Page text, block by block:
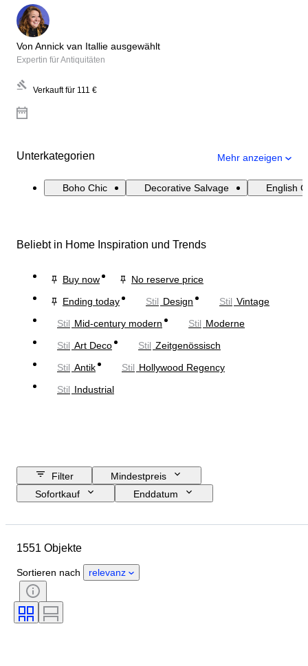
Von Annick van Itallie ausgewählt
Expertin für Antiquitäten
Verkauft für 111 €
Unterkategorien Mehr anzeigen
Boho Chic Decorative Salvage English
Beliebt in Home Inspiration und Trends
Buy now
No reserve price
Ending today
Stil Design Stil Vintage
Stil Mid-century modern Stil Moderne
Stil Art Deco Stil Zeitgenössisch
Stil Antik Stil Hollywood Regency
Stil Industrial
Filter
Mindestpreis
Sofortkauf
Enddatum
Objekt
Geschlecht
Zustand
Periode
Thema
Unterschrift
1551 Objekte
Sortieren nach relevanz